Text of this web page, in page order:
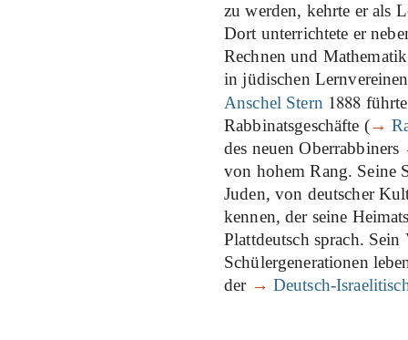
zu werden, kehrte er als
Dort unterrichtete er
Rechnen und
in jüdischen
Anschel Stern 1888
Rabbinatsgeschäfte (→
des neuen Oberrabbiners
von hohem Rang. Seine
Juden, von deutscher
kennen, der seine
Plattdeutsch sprach.
Schülergenerationen
der → Deutsch-